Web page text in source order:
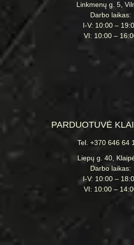
Linkmenų g. 5,
Darbo laikas:
I-V: 10:00 –
VI: 10:00 –
PARDUOTUVĖ
Tel. +370 646 64
Liepų g. 40,
Darbo laikas:
I-V: 10:00 –
VI: 10:00 –